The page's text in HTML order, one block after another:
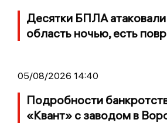
Десятки БПЛА
область ночью, есть
05/08/2026 14:40
Подробности
«Квант» с заводом в